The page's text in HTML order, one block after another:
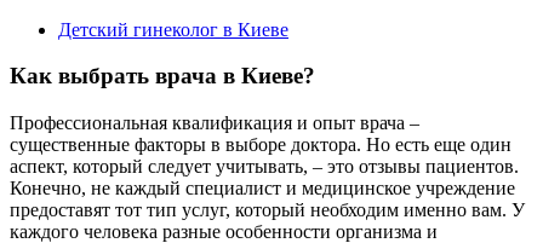
Детский гинеколог в Киеве
Как выбрать врача в Киеве?
Профессиональная квалификация и опыт врача –
существенные факторы в выборе доктора. Но есть еще один
аспект, который следует учитывать, – это отзывы пациентов.
Конечно, не каждый специалист и медицинское учреждение
предоставят тот тип услуг, который необходим именно вам. У
каждого человека разные особенности организма и